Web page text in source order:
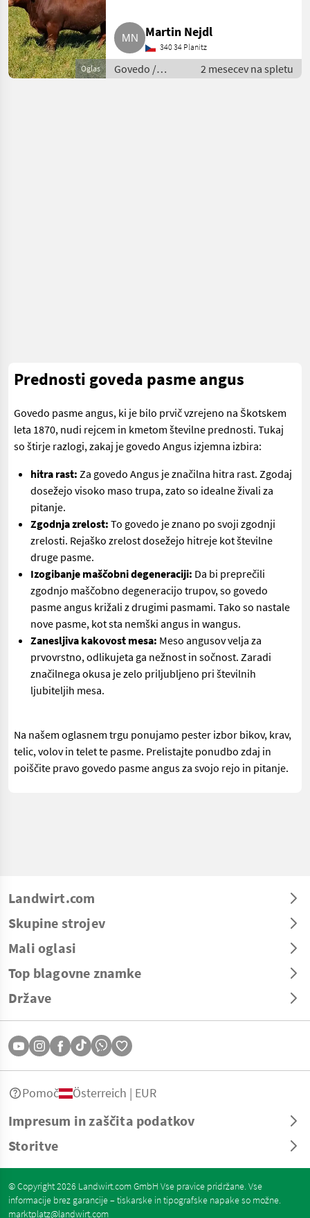
Oglas
Martin Nejdl
340 34 Planitz
Govedo /
Govedo Angus
2 mesecev na spletu
Prednosti goveda pasme angus
Govedo pasme angus, ki je bilo prvič vzrejeno na Škotskem
leta 1870, nudi rejcem in kmetom številne prednosti. Tukaj
so štirje razlogi, zakaj je govedo Angus izjemna izbira:
hitra rast: Za govedo Angus je značilna hitra rast. Zgodaj
dosežejo visoko maso trupa, zato so idealne živali za
pitanje.
Zgodnja zrelost: To govedo je znano po svoji zgodnji
zrelosti. Rejaško zrelost dosežejo hitreje kot številne
druge pasme.
Izogibanje maščobni degeneraciji: Da bi preprečili
zgodnjo maščobno degeneracijo trupov, so govedo
pasme angus križali z drugimi pasmami. Tako so nastale
nove pasme, kot sta nemški angus in wangus.
Zanesljiva kakovost mesa: Meso angusov velja za
prvovrstno, odlikujeta ga nežnost in sočnost. Zaradi
značilnega okusa je zelo priljubljeno pri številnih
ljubiteljih mesa.
Na našem oglasnem trgu ponujamo pester izbor bikov, krav,
telic, volov in telet te pasme. Prelistajte ponudbo zdaj in
poiščite pravo govedo pasme angus za svojo rejo in pitanje.
Landwirt.com
Skupine strojev
Mali oglasi
Top blagovne znamke
Države
Impresum in zaščita podatkov
Storitve
Pomoč Österreich | EUR
© Copyright 2026 Landwirt.com GmbH Vse pravice pridržane. Vse
informacije brez garancije – tiskarske in tipografske napake so možne.
marktplatz@landwirt.com